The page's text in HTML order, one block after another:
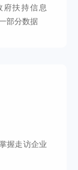
府扶持信息
部分数据
握走访企业